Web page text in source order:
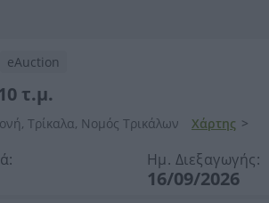
eAuction
τ.μ.
Τρίκαλα, Νομός Τρικάλων Χάρτης >
Ημ. Διεξαγωγής:
16/09/2026